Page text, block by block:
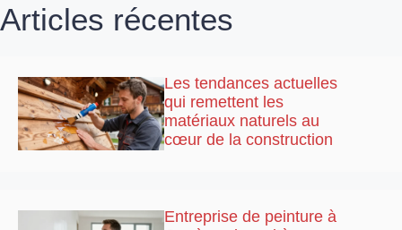
Articles récentes
Les tendances actuelles
qui remettent les
matériaux naturels au
cœur de la construction
Entreprise de peinture à